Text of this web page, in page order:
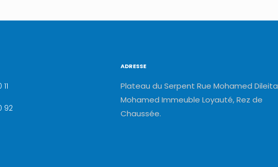
92
ADRESSE
Plateau du Serpent Rue Mohamed Dileita
Mohamed Immeuble Loyauté, Rez de
Chaussée.